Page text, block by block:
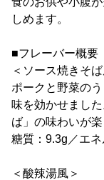
しめます。
■フレーバー概要
＜ソース焼きそば
ポークと野菜の
味を効かせまし
ば」の味わいが
糖質：9.3g／エネ
＜酸辣湯風＞